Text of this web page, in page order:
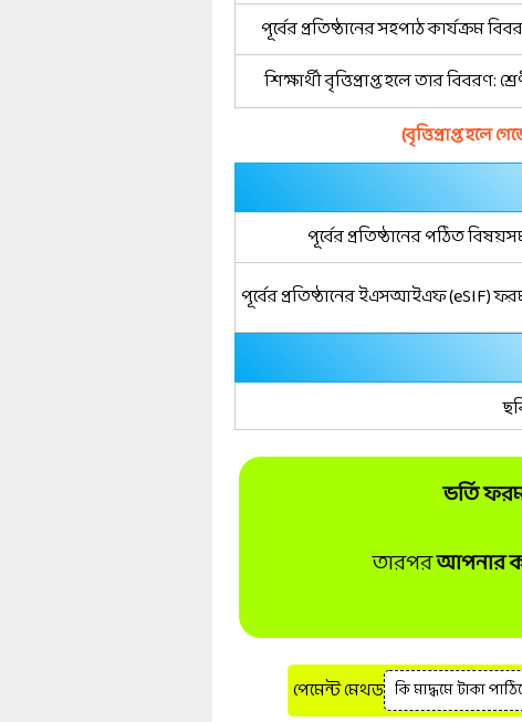
পূর্বের প্রতিষ্ঠানের সহপাঠ কার্যক্রম
শিক্ষার্থী বৃত্তিপ্রাপ্ত হলে তার বিবরণ:
(বৃত্তিপ্রাপ্ত হলে
পূর্বের প্রতিষ্ঠানের পঠিত
পূর্বের প্রতিষ্ঠানের ইএসআইএফ (eSIF)
ভর্তি
তারপরআপনার
পেমেন্ট মেথড